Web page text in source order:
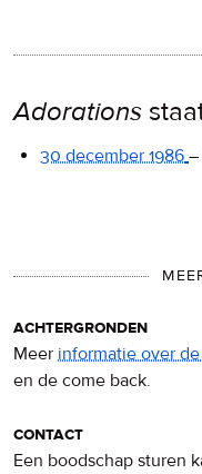
Adorations
30 december 1986 –
achtergronden
Meer informatie over
en de come back.
contact
Een boodschap sturen